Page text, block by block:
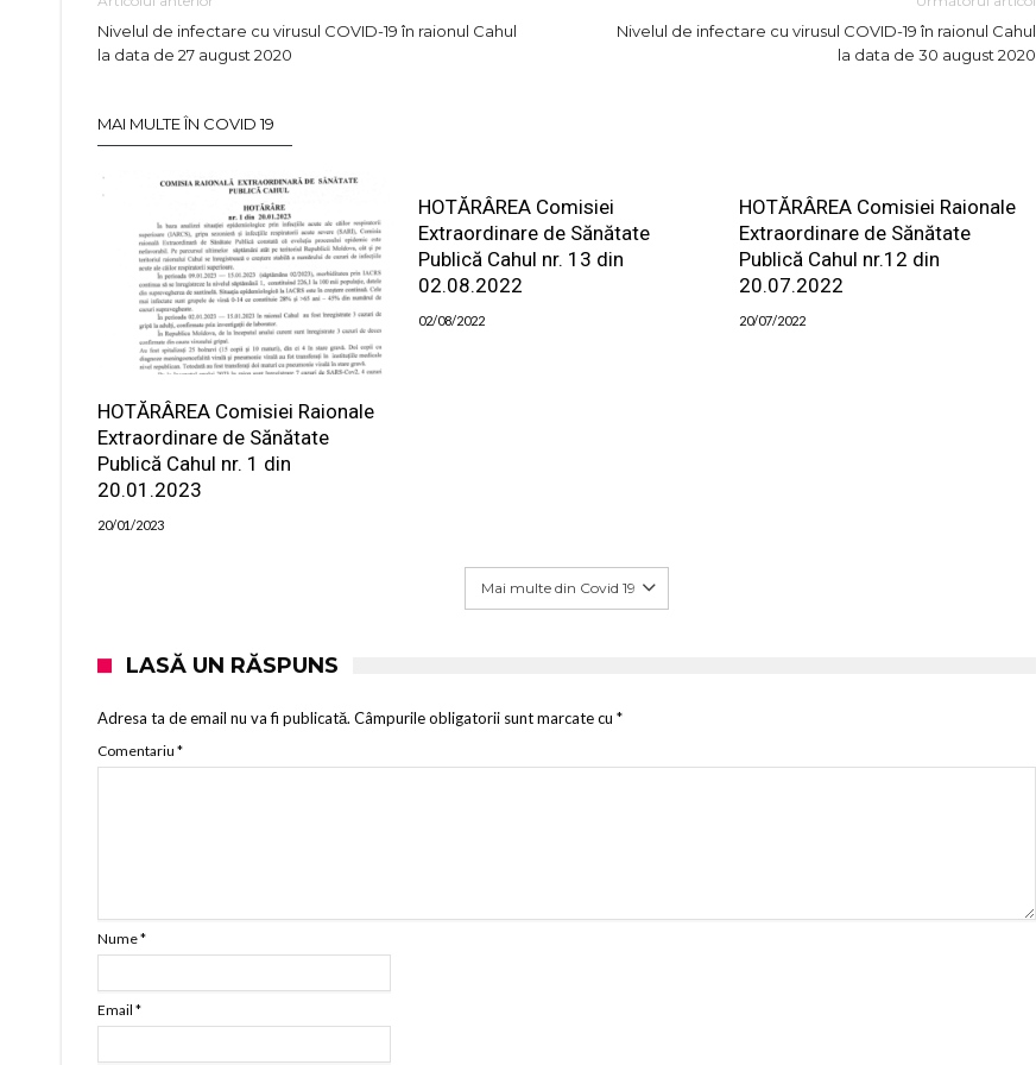
Nivelul de infectare cu virusul COVID-19 în raionul Cahul
la data de 27 august 2020
Nivelul de infectare cu virusul COVID-19 în raionul Cahul
la data de 30 august 2020
MAI MULTE ÎN COVID 19
HOTĂRÂREA Comisiei Raionale
Extraordinare de Sănătate
Publică Cahul nr. 1 din
20.01.2023
20/01/2023
HOTĂRÂREA Comisiei
Extraordinare de Sănătate
Publică Cahul nr. 13 din
02.08.2022
02/08/2022
HOTĂRÂREA Comisiei Raionale
Extraordinare de Sănătate
Publică Cahul nr.12 din
20.07.2022
20/07/2022
Mai multe din Covid 19
LASĂ UN RĂSPUNS
Adresa ta de email nu va fi publicată. Câmpurile obligatorii sunt marcate cu *
Comentariu *
Nume*
Email *